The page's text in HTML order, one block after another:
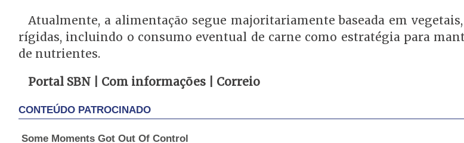
Atualmente, a alimentação segue majoritariamente baseada em
rígidas, incluindo o consumo eventual de carne como estratégia para
de nutrientes.
Portal SBN | Com informações | Correio